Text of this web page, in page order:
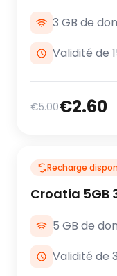
3 GB de
Validité de
€5.00€2.60
Recharge
Croatia 5GB
5 GB de
Validité de